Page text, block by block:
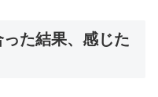
た結果、感じた